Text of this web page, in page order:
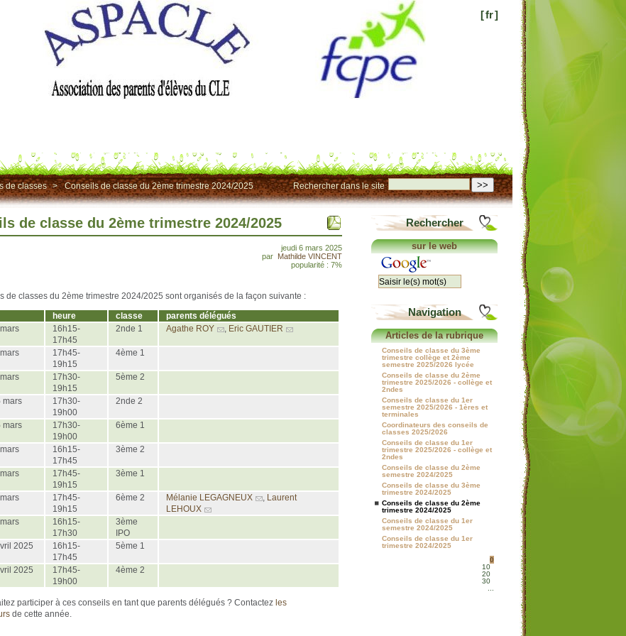
[fr]
>>
Rechercher dans le site
de classes > Conseils de classe du 2ème trimestre 2024/2025
de classe du 2ème trimestre 2024/2025
jeudi 6 mars 2025
par Mathilde VINCENT
popularité : 7%
de classes du 2ème trimestre 2024/2025 sont organisés de la façon suivante :
heure classe
parents délégués
16h15-
17h45
2nde 1 Agathe ROY , Eric GAUTIER
17h45-
19h15
4ème 1
17h30-
19h15
5ème 2
mars
17h30-
19h00
2nde 2
mars
17h30-
19h00
6ème 1
16h15-
17h45
3ème 2
17h45-
19h15
3ème 1
17h45-
19h15
6ème 2 Mélanie LEGAGNEUX , Laurent
LEHOUX
16h15-
17h30
3ème
IPO
2025
16h15-
17h45
5ème 1
2025
17h45-
19h00
4ème 2
participer à ces conseils en tant que parents délégués ? Contactez les
de cette année.
Rechercher
sur le web
Navigation
Articles de la rubrique
Conseils de classe du 3ème
trimestre collège et 2ème
semestre 2025/2026 lycée
Conseils de classe du 2ème
trimestre 2025/2026 - collège et
2ndes
Conseils de classe du 1er
semestre 2025/2026 - 1ères et
terminales
Coordinateurs des conseils de
classes 2025/2026
Conseils de classe du 1er
trimestre 2025/2026 - collège et
2ndes
Conseils de classe du 2ème
semestre 2024/2025
Conseils de classe du 3ème
trimestre 2024/2025
Conseils de classe du 2ème
trimestre 2024/2025
Conseils de classe du 1er
semestre 2024/2025
Conseils de classe du 1er
trimestre 2024/2025
0
10
20
30